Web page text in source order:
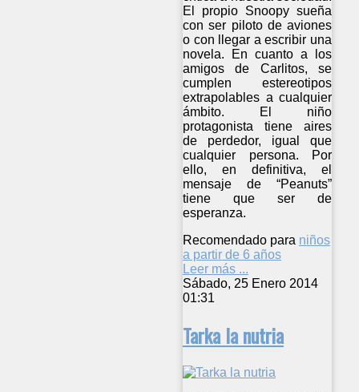
El propio Snoopy sueña
con ser piloto de aviones
o con llegar a escribir una
novela. En cuanto a los
amigos de Carlitos, se
cumplen estereotipos
extrapolables a cualquier
ámbito. El niño
protagonista tiene aires
de perdedor, igual que
cualquier persona. Por
ello, en definitiva, el
mensaje de “Peanuts”
tiene que ser de
esperanza.
Recomendado para niños
a partir de 6 años
Leer más ...
Sábado, 25 Enero 2014
01:31
Tarka la nutria